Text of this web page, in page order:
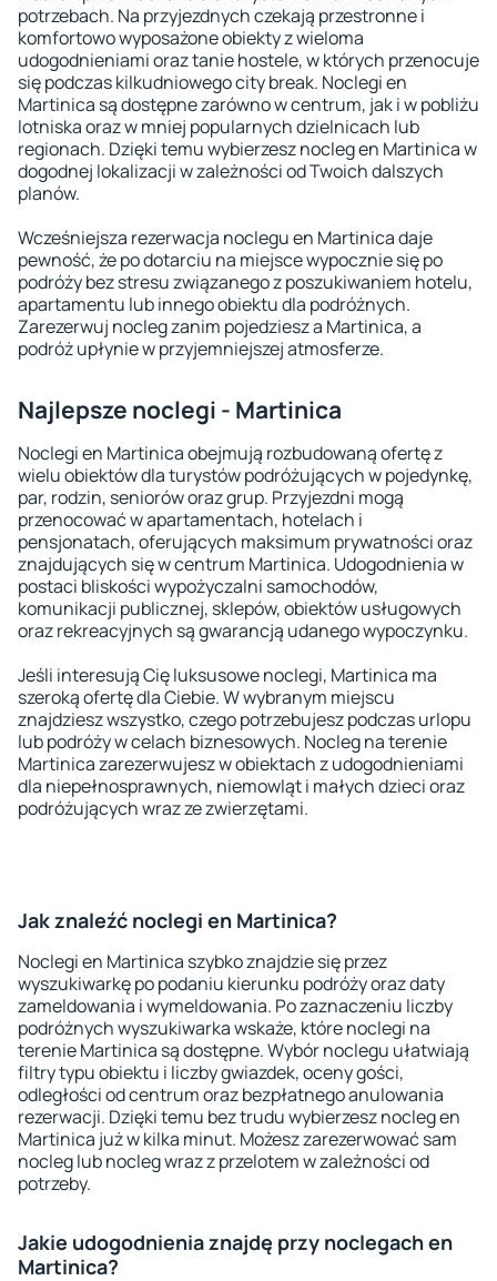
potrzebach. Na przyjezdnych czekają przestronne i
komfortowo wyposażone obiekty z wieloma
udogodnieniami oraz tanie hostele, w których przenocuje
się podczas kilkudniowego city break. Noclegi en
Martinica są dostępne zarówno w centrum, jak i w pobliżu
lotniska oraz w mniej popularnych dzielnicach lub
regionach. Dzięki temu wybierzesz nocleg en Martinica w
dogodnej lokalizacji w zależności od Twoich dalszych
planów.
Wcześniejsza rezerwacja noclegu en Martinica daje
pewność, że po dotarciu na miejsce wypocznie się po
podróży bez stresu związanego z poszukiwaniem hotelu,
apartamentu lub innego obiektu dla podróżnych.
Zarezerwuj nocleg zanim pojedziesz a Martinica, a
podróż upłynie w przyjemniejszej atmosferze.
Najlepsze noclegi - Martinica
Noclegi en Martinica obejmują rozbudowaną ofertę z
wielu obiektów dla turystów podróżujących w pojedynkę,
par, rodzin, seniorów oraz grup. Przyjezdni mogą
przenocować w apartamentach, hotelach i
pensjonatach, oferujących maksimum prywatności oraz
znajdujących się w centrum Martinica. Udogodnienia w
postaci bliskości wypożyczalni samochodów,
komunikacji publicznej, sklepów, obiektów usługowych
oraz rekreacyjnych są gwarancją udanego wypoczynku.
Jeśli interesują Cię luksusowe noclegi, Martinica ma
szeroką ofertę dla Ciebie. W wybranym miejscu
znajdziesz wszystko, czego potrzebujesz podczas urlopu
lub podróży w celach biznesowych. Nocleg na terenie
Martinica zarezerwujesz w obiektach z udogodnieniami
dla niepełnosprawnych, niemowląt i małych dzieci oraz
podróżujących wraz ze zwierzętami.
Jak znaleźć noclegi en Martinica?
Noclegi en Martinica szybko znajdzie się przez
wyszukiwarkę po podaniu kierunku podróży oraz daty
zameldowania i wymeldowania. Po zaznaczeniu liczby
podróżnych wyszukiwarka wskaże, które noclegi na
terenie Martinica są dostępne. Wybór noclegu ułatwiają
filtry typu obiektu i liczby gwiazdek, oceny gości,
odległości od centrum oraz bezpłatnego anulowania
rezerwacji. Dzięki temu bez trudu wybierzesz nocleg en
Martinica już w kilka minut. Możesz zarezerwować sam
nocleg lub nocleg wraz z przelotem w zależności od
potrzeby.
Jakie udogodnienia znajdę przy noclegach en
Martinica?